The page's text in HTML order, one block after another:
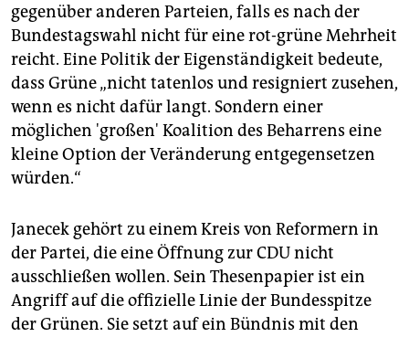
gegenüber anderen Parteien, falls es nach der
Bundestagswahl nicht für eine rot-grüne Mehrheit
reicht. Eine Politik der Eigenständigkeit bedeute,
dass Grüne „nicht tatenlos und resigniert zusehen,
wenn es nicht dafür langt. Sondern einer
möglichen 'großen' Koalition des Beharrens eine
kleine Option der Veränderung entgegensetzen
würden.“
Janecek gehört zu einem Kreis von Reformern in
der Partei, die eine Öffnung zur CDU nicht
ausschließen wollen. Sein Thesenpapier ist ein
Angriff auf die offizielle Linie der Bundesspitze
der Grünen. Sie setzt auf ein Bündnis mit den